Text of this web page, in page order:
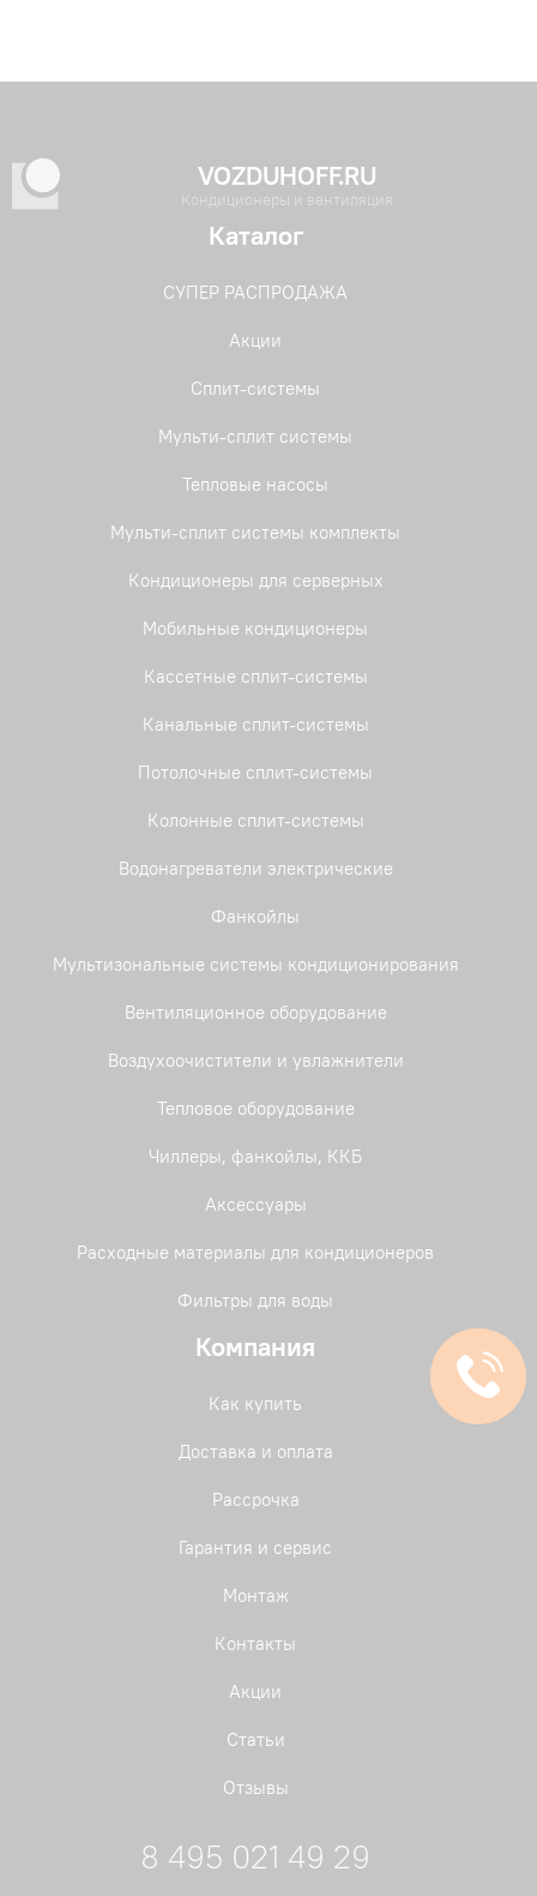
VOZDUHOFF.RU
Кондиционеры и вентиляция
Каталог
СУПЕР РАСПРОДАЖА
Акции
Сплит-системы
Мульти-сплит системы
Тепловые насосы
Мульти-сплит системы комплекты
Кондиционеры для серверных
Мобильные кондиционеры
Кассетные сплит-системы
Канальные сплит-системы
Потолочные сплит-системы
Колонные сплит-системы
Водонагреватели электрические
Фанкойлы
Мультизональные системы кондиционирования
Вентиляционное оборудование
Воздухоочистители и увлажнители
Тепловое оборудование
Чиллеры, фанкойлы, ККБ
Аксессуары
Расходные материалы для кондиционеров
Фильтры для воды
Компания
Как купить
Доставка и оплата
Рассрочка
Гарантия и сервис
Монтаж
Контакты
Акции
Статьи
Отзывы
8 495 021 49 29